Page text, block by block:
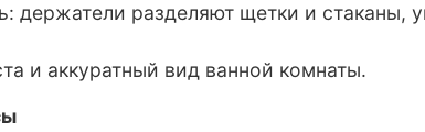
держатели разделяют щетки и стаканы,
и аккуратный вид ванной комнаты.